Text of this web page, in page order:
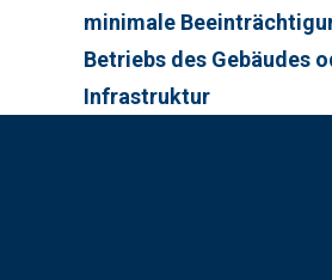
minimale
Betriebs des Gebäudes
Infrastruktur